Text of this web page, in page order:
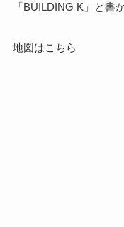
「BUILDING K」と書
地図はこちら